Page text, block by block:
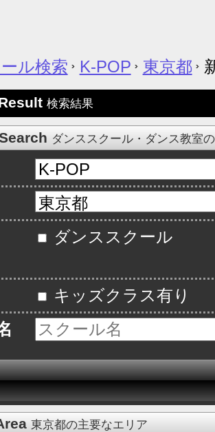
ル検索 K-POP 東京都
検索結果
ダンススクール・ダンス教室
ダンススクール
キッズクラス有り
東京都の主要なエリア